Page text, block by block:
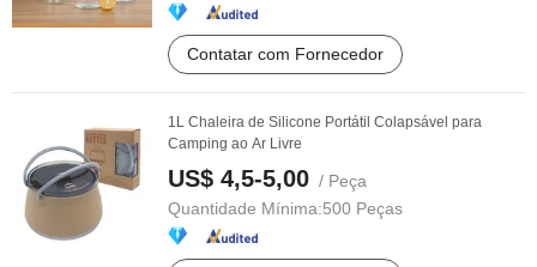
Contatar com Fornecedor
1L Chaleira de Silicone Portátil Colapsável para
Camping ao Ar Livre
US$ 4,5-5,00 / Peça
Quantidade Mínima:500 Peças